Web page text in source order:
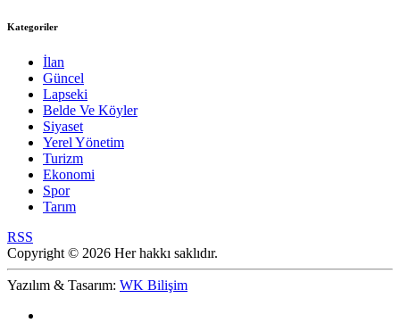
Kategoriler
İlan
Güncel
Lapseki
Belde Ve Köyler
Siyaset
Yerel Yönetim
Turizm
Ekonomi
Spor
Tarım
RSS
Copyright © 2026 Her hakkı saklıdır.
Yazılım & Tasarım: WK Bilişim